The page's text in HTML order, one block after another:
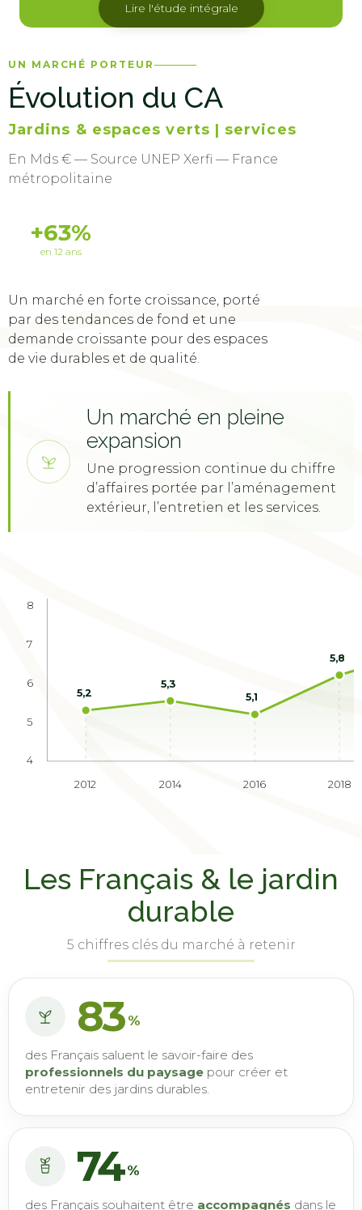
Lire l'étude intégrale
UN MARCHÉ PORTEUR
Évolution du CA
Jardins & espaces verts | services
En Mds € — Source UNEP Xerfi — France
métropolitaine
+63%
en 12 ans
Un marché en forte croissance, porté
par des tendances de fond et une
demande croissante pour des espaces
de vie durables et de qualité.
Un marché en pleine
expansion
Une progression continue du chiffre
d’affaires portée par l’aménagement
extérieur, l’entretien et les services.
4
5
6
7
8
5,2
5,3
5,1
5,8
2012 2014 2016 2018
Les Français & le jardin
durable
5 chiffres clés du marché à retenir
83 %
des Français saluent le savoir-faire des
professionnels du paysage pour créer et
entretenir des jardins durables.
74 %
des Français souhaitent être accompagnés dans le